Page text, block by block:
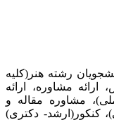
رشته هنر(کلیه
مشاوره‌، ارائه
مشاوره مقاله و
کنکور(ارشد- دکتری)